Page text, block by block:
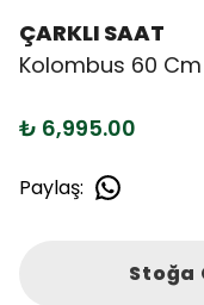
ÇARKLI SAAT
Kolombus 60
₺ 6,995.00
Paylaş:
Stoğa